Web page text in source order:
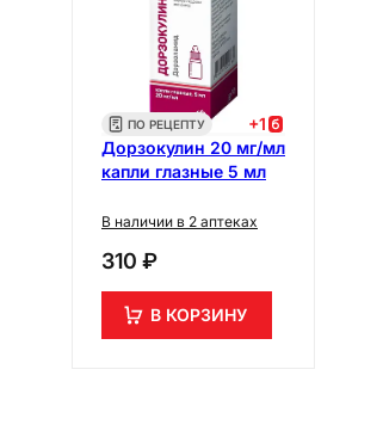
ПО РЕЦЕПТУ +1
Дорзокулин 20 мг/мл
капли глазные 5 мл
В наличии в 2 аптеках
310 ₽
В КОРЗИНУ